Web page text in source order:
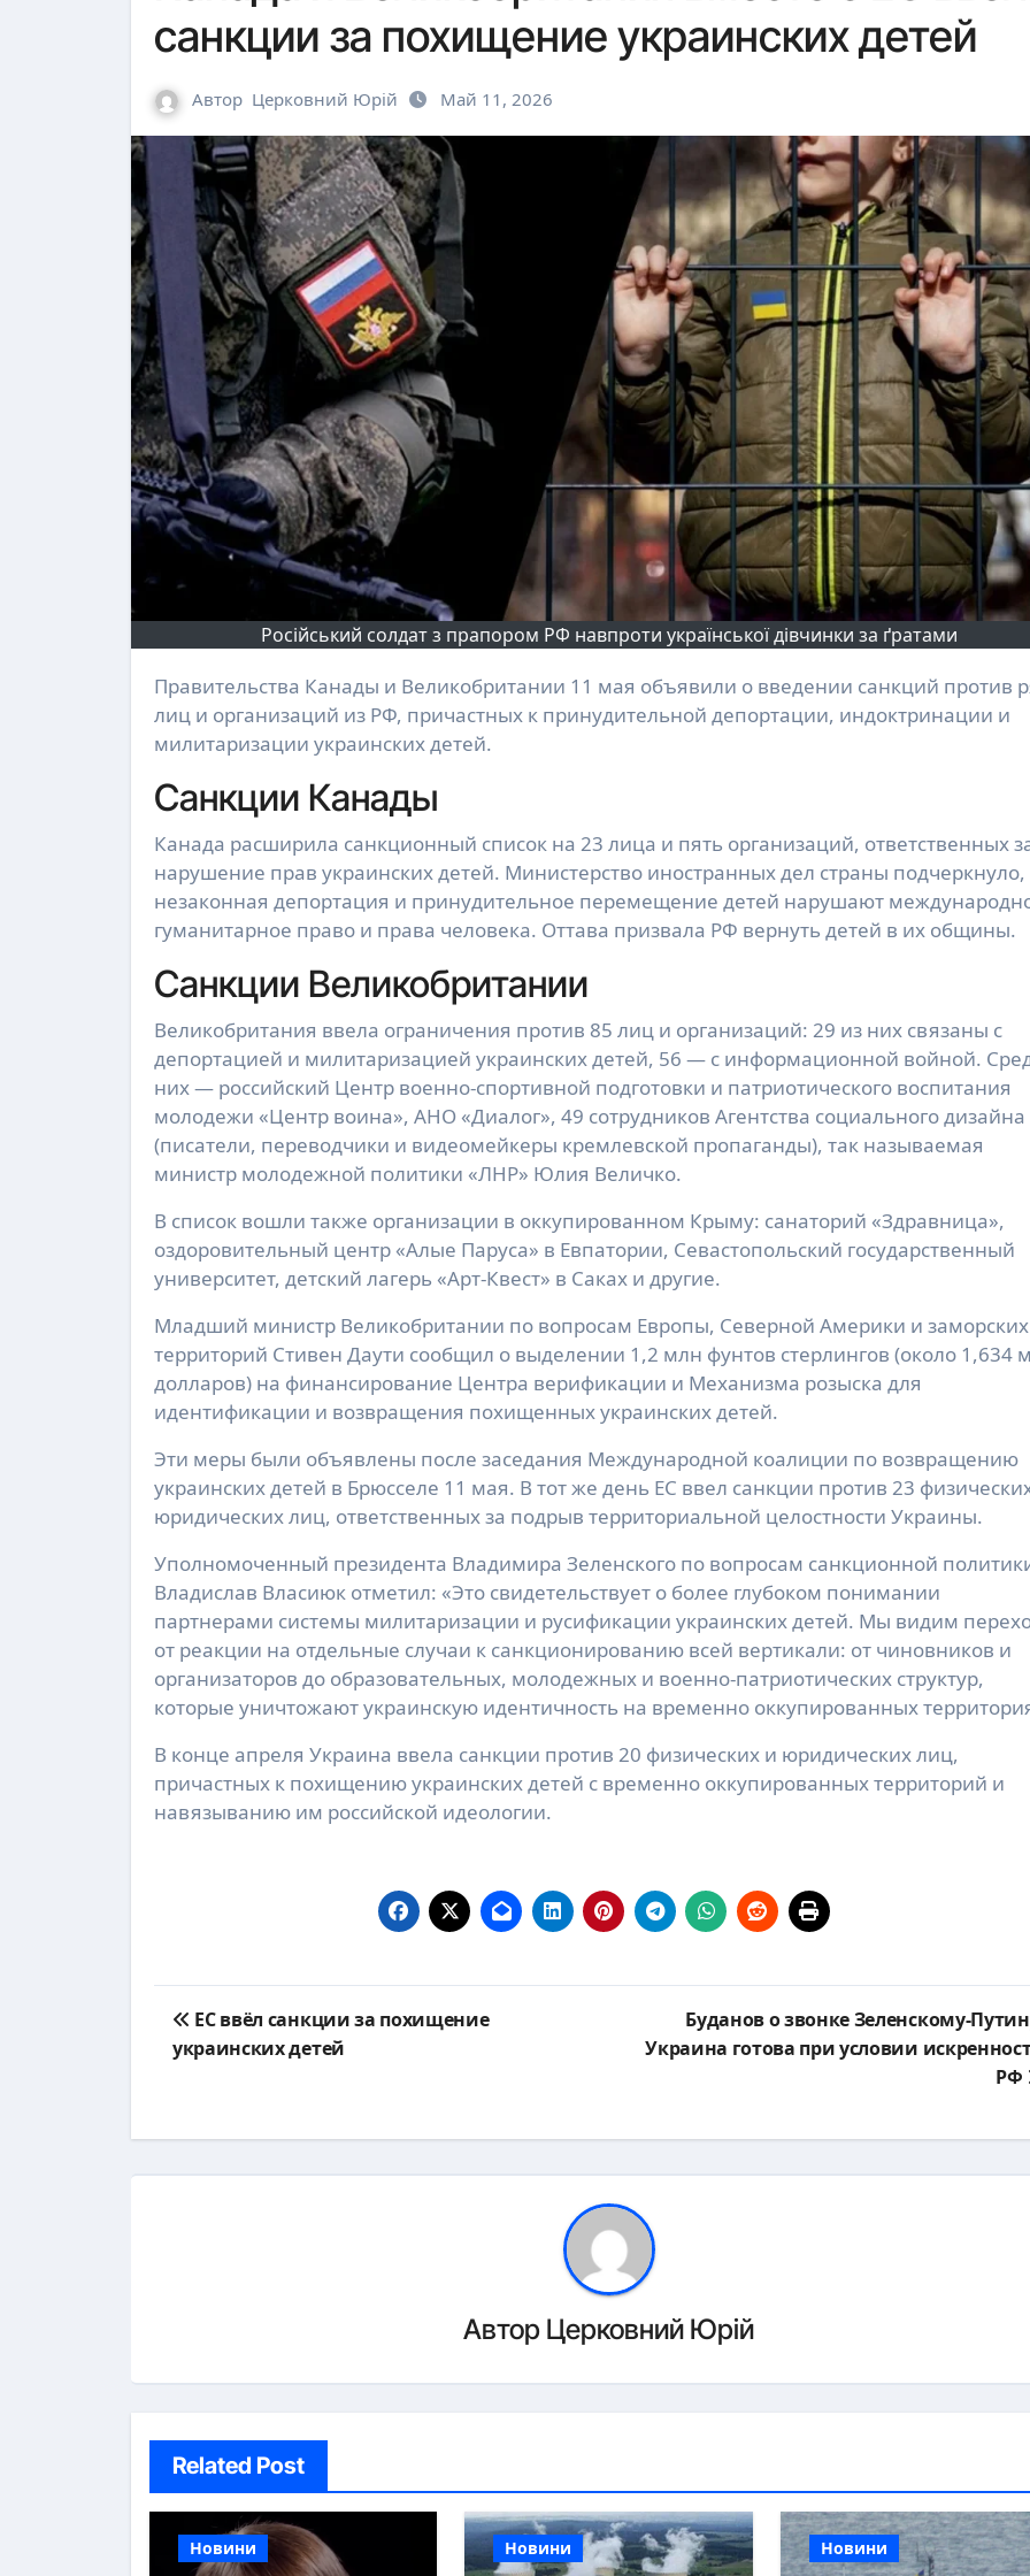
санкции за похищение украинских детей
Автор Церковний Юрій Май 11, 2026
Російський солдат з прапором РФ навпроти української дівчинки за ґратами
Правительства Канады и Великобритании 11 мая объявили о введении санкций против ряда
лиц и организаций из РФ, причастных к принудительной депортации, индоктринации и
милитаризации украинских детей.
Санкции Канады
Канада расширила санкционный список на 23 лица и пять организаций, ответственных
нарушение прав украинских детей. Министерство иностранных дел страны подчеркнуло,
незаконная депортация и принудительное перемещение детей нарушают
гуманитарное право и права человека. Оттава призвала РФ вернуть детей в их общины.
Санкции Великобритании
Великобритания ввела ограничения против 85 лиц и организаций: 29 из них связаны с
депортацией и милитаризацией украинских детей, 56 — с информационной войной.
них — российский Центр военно-спортивной подготовки и патриотического воспитания
молодежи «Центр воина», АНО «Диалог», 49 сотрудников Агентства социального дизайна
(писатели, переводчики и видеомейкеры кремлевской пропаганды), так называемая
министр молодежной политики «ЛНР» Юлия Величко.
В список вошли также организации в оккупированном Крыму: санаторий «Здравница»,
оздоровительный центр «Алые Паруса» в Евпатории, Севастопольский государственный
университет, детский лагерь «Арт-Квест» в Саках и другие.
Младший министр Великобритании по вопросам Европы, Северной Америки и заморских
территорий Стивен Даути сообщил о выделении 1,2 млн фунтов стерлингов (около 1,634
долларов) на финансирование Центра верификации и Механизма розыска для
идентификации и возвращения похищенных украинских детей.
Эти меры были объявлены после заседания Международной коалиции по возвращению
украинских детей в Брюсселе 11 мая. В тот же день ЕС ввел санкции против 23
юридических лиц, ответственных за подрыв территориальной целостности Украины.
Уполномоченный президента Владимира Зеленского по вопросам санкционной
Владислав Власиюк отметил: «Это свидетельствует о более глубоком понимании
партнерами системы милитаризации и русификации украинских детей. Мы видим
от реакции на отдельные случаи к санкционированию всей вертикали: от чиновников и
организаторов до образовательных, молодежных и военно-патриотических структур,
которые уничтожают украинскую идентичность на временно оккупированных
В конце апреля Украина ввела санкции против 20 физических и юридических лиц,
причастных к похищению украинских детей с временно оккупированных территорий и
навязыванию им российской идеологии.
Навигация
по
ЕС ввёл санкции за похищение
украинских детей
Буданов о звонке Зеленскому-
Украина готова при условии
РФ
Автор Церковний Юрій
Related Post
Новини Новини Новини